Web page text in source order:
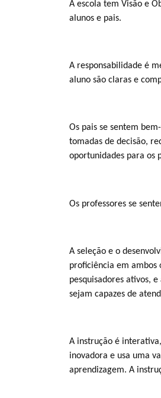
A escola tem Visão e
alunos e pais.
A responsabilidade é
aluno são claras e
Os pais se sentem
tomadas de decisão,
oportunidades para os
Os professores se
A seleção e o
proficiência em ambos
pesquisadores ativos,
sejam capazes de
A instrução é
inovadora e usa uma
aprendizagem. A